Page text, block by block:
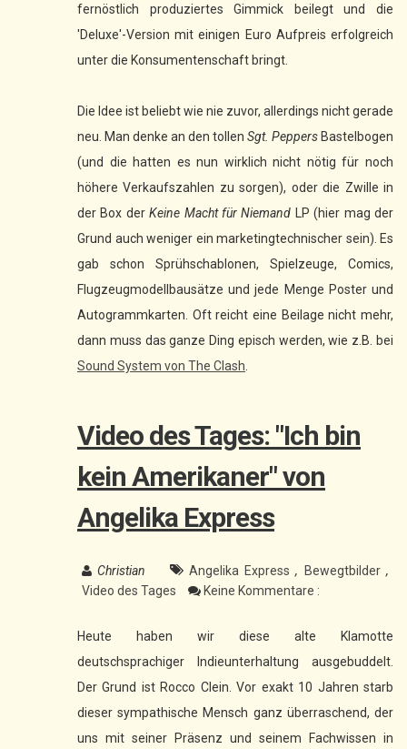
fernöstlich produziertes Gimmick beilegt und die
'Deluxe'-Version mit einigen Euro Aufpreis erfolgreich
unter die Konsumentenschaft bringt.
Die Idee ist beliebt wie nie zuvor, allerdings nicht gerade
neu. Man denke an den tollen Sgt. Peppers Bastelbogen
(und die hatten es nun wirklich nicht nötig für noch
höhere Verkaufszahlen zu sorgen), oder die Zwille in
der Box derKeine Macht für Niemand LP (hier mag der
Grund auch weniger ein marketingtechnischer sein). Es
gab schon Sprühschablonen, Spielzeuge, Comics,
Flugzeugmodellbausätze und jede Menge Poster und
Autogrammkarten. Oft reicht eine Beilage nicht mehr,
dann muss das ganze Ding episch werden, wie z.B. bei
Sound System von The Clash
Video des Tages: "Ich bin
kein Amerikaner" von
Angelika Express
Christian Angelika Express, Bewegtbilder,
Video des Tages
Keine Kommentare :
Heute haben wir diese alte Klamotte
deutschsprachiger Indieunterhaltung ausgebuddelt.
Der Grund ist Rocco Clein. Vor exakt 10 Jahren starb
dieser sympathische Mensch ganz überraschend, der
uns mit seiner Präsenz und seinem Fachwissen in